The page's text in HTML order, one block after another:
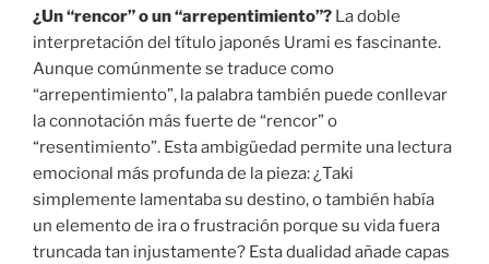
¿Un “rencor” o un “arrepentimiento”? La doble
interpretación del título japonés Urami es fascinante.
Aunque comúnmente se traduce como
“arrepentimiento”, la palabra también puede conllevar
la connotación más fuerte de “rencor” o
“resentimiento”. Esta ambigüedad permite una lectura
emocional más profunda de la pieza: ¿Taki
simplemente lamentaba su destino, o también había
un elemento de ira o frustración porque su vida fuera
truncada tan injustamente? Esta dualidad añade capas